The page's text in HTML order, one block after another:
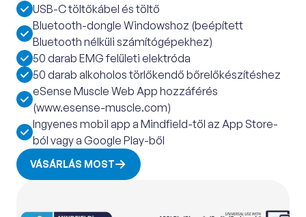
USB-C töltőkábel és töltő
Bluetooth-dongle Windowshoz (beépített
Bluetooth nélküli számítógépekhez)
50 darab EMG felületi elektróda
50 darab alkoholos törlőkendő bőrelőkészítéshez
eSense Muscle Web App hozzáférés
(www.esense-muscle.com)
Ingyenes mobil app a Mindfield-től az App Store-
ból vagy a Google Play-ből
VÁSÁRLÁS MOST